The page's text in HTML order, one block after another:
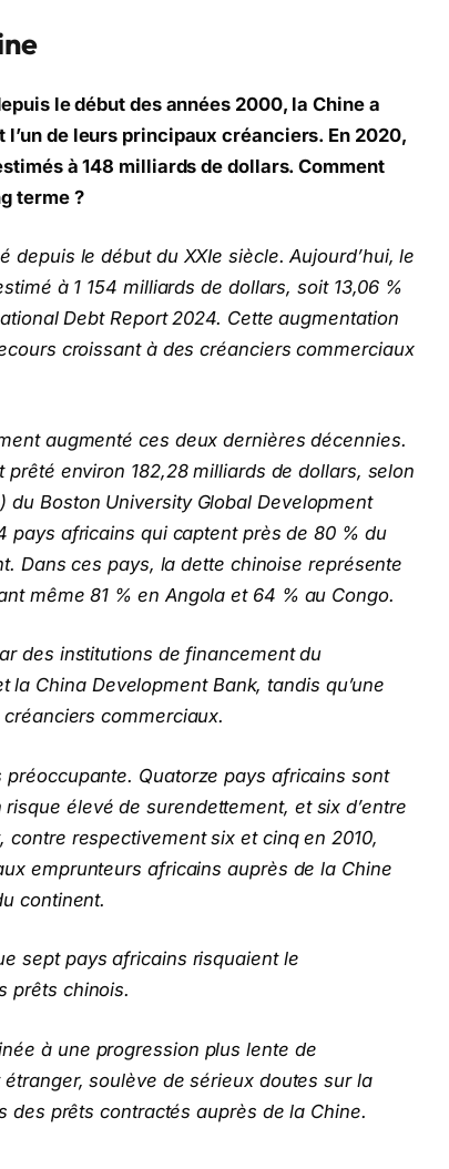
le début des années 2000, la Chine a
de leurs principaux créanciers. En 2020,
à 148 milliards de dollars. Comment
terme ?
le début du XXIe siècle. Aujourd’hui, le
à 1 154 milliards de dollars, soit 13,06 %
Debt Report 2024. Cette augmentation
croissant à des créanciers commerciaux
augmenté ces deux dernières décennies.
environ 182,28 milliards de dollars, selon
Boston University Global Development
pays africains qui captent près de 80 % du
Dans ces pays, la dette chinoise représente
même 81 % en Angola et 64 % au Congo.
des institutions de financement du
China Development Bank, tandis qu’une
commerciaux.
Quatorze pays africains sont
élevé de surendettement, et six d’entre
respectivement six et cinq en 2010,
emprunteurs africains auprès de la Chine
continent.
sept pays africains risquaient le
prêts chinois.
à une progression plus lente de
soulève de sérieux doutes sur la
des prêts contractés auprès de la Chine.